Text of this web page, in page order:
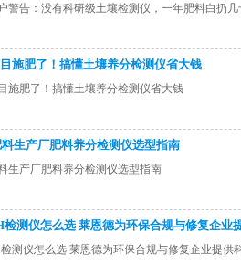
警告：没有科研级土壤检测仪，一年肥料白扔几
施肥了！搞懂土壤养分检测仪省大钱
施肥了！搞懂土壤养分检测仪省大钱
生产厂肥料养分检测仪选型指南
生产厂肥料养分检测仪选型指南
检测仪怎么选 莱恩德为环保合规与修复企业
测仪怎么选 莱恩德为环保合规与修复企业提供